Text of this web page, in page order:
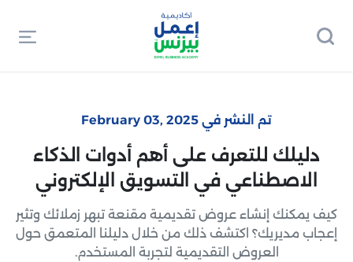
تم النشر في February 03, 2025
دليلك للتعرف على أهم أدوات الذكاء
الاصطناعي في التسويق الإلكتروني
كيف يمكنك إنشاء عروض تقديمية مقنعة تبهر زملائك وتثير
إعجاب مديريك؟ اكتشف ذلك من خلال دليلنا المتعمق حول
العروض التقديمية لتجربة المستخدم.